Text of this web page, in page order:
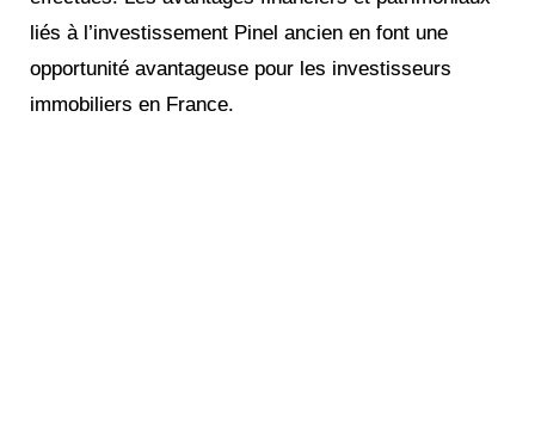
liés à l’investissement Pinel ancien en font une
opportunité avantageuse pour les investisseurs
immobiliers en France.